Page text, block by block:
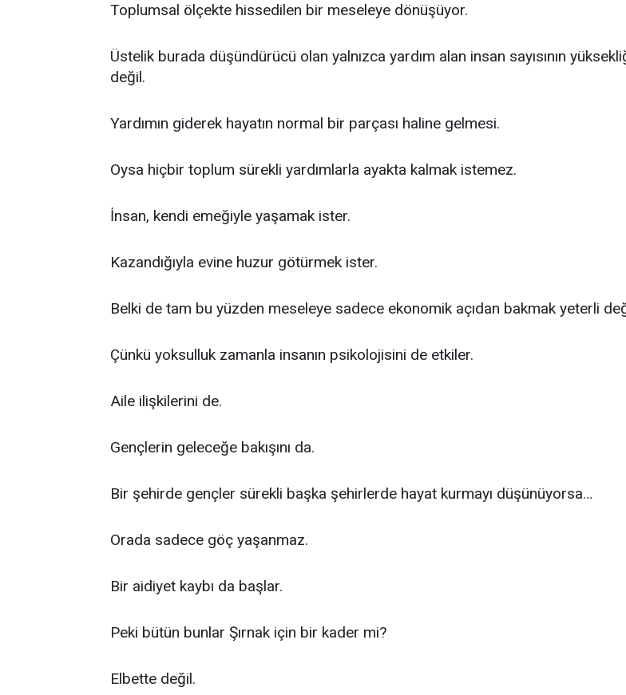
Toplumsal ölçekte hissedilen bir meseleye dönüşüyor.
Üstelik burada düşündürücü olan yalnızca yardım alan insan sayısının
değil.
Yardımın giderek hayatın normal bir parçası haline gelmesi.
Oysa hiçbir toplum sürekli yardımlarla ayakta kalmak istemez.
İnsan, kendi emeğiyle yaşamak ister.
Kazandığıyla evine huzur götürmek ister.
Belki de tam bu yüzden meseleye sadece ekonomik açıdan bakmak yeterli
Çünkü yoksulluk zamanla insanın psikolojisini de etkiler.
Aile ilişkilerini de.
Gençlerin geleceğe bakışını da.
Bir şehirde gençler sürekli başka şehirlerde hayat kurmayı düşünüyorsa…
Orada sadece göç yaşanmaz.
Bir aidiyet kaybı da başlar.
Peki bütün bunlar Şırnak için bir kader mi?
Elbette değil.